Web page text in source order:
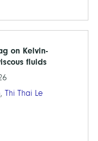
on Kelvin-
fluids
, Thi Thai Le